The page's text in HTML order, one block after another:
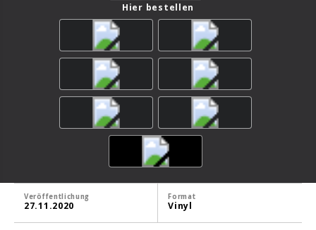
Hier bestellen
Veröffentlichung
27.11.2020
Format
Vinyl